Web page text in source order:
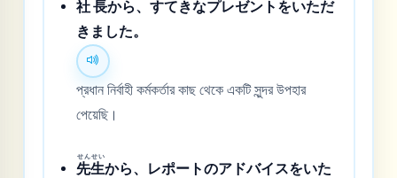
社長から、すてきなプレゼントをいただ
きました。
প্রধান নির্বাহী কর্মকর্তার কাছ থেকে একটি সুন্দর উপহার
পেয়েছি।
先
せん
生
せい
から、レポートのアドバイスをいた